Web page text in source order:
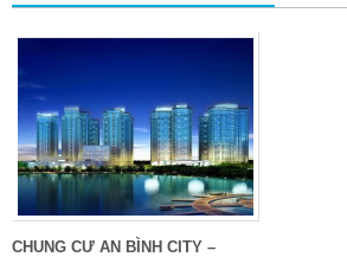
CHUNG CƯ AN BÌNH CITY –